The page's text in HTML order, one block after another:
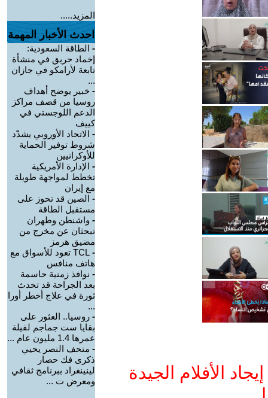
الأفلام الجيدة
المزيد.....
احدث الأخبار المهمة
- الطاقة السعودية:
إخماد حريق في منشأة
تابعة لأرامكو في جازان
...
- خبير يوضح أهداف
روسيا من قصف مراكز
الدعم اللوجستي في
كييف
- الاتحاد الأوروبي يشدّد
شروط توفير الحماية
للأوكرانيين
- الإدارة الأمريكية
تخطط لمواجهة طويلة
مع إيران
- الصين قد تحوز على
مستقبل الطاقة
- واشنطن وطهران
تبحثان عن مخرج من
مضيق هرمز
-
TCL تعود للأسواق مع
هاتف منافس
- نوافذ زمنية حاسمة
بعد الجراحة قد تحدث
ثورة في علاج أخطر أورا
...
- روسيا.. العثور على
بقايا ست جماجم لفيلة
عمرها 1.4 مليون عام ...
- متحف النصر يحيي
ذكرى فك حصار
لينينغراد ببرنامج ثقافي
ومعرض ت ...